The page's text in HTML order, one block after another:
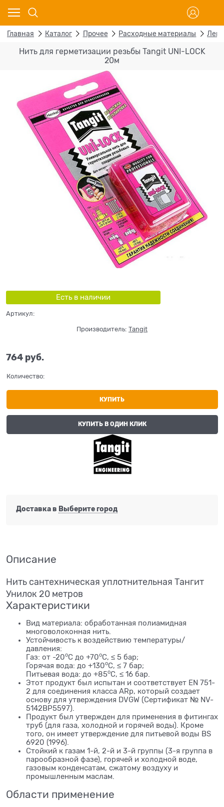
Главная Каталог Прочее Расходные материалы Лен,
Нить для герметизации резьбы Tangit UNI-LOCK
20м
Есть в наличии
Артикул:
Производитель: Tangit
764 руб.
Количество:
КУПИТЬ
КУПИТЬ В ОДИН КЛИК
Доставка в Выберите город
Описание
Нить сантехническая уплотнительная Тангит
Унилок 20 метров
Характеристики
Вид материала: обработанная полиамидная
многоволоконная нить.
Устойчивость к воздействию температуры/
давления:
Газ: от -20oС до +70oС, ≤ 5 бар;
Горячая вода: до +130oС, ≤ 7 бар;
Питьевая вода: до +85oС, ≤ 16 бар.
Этот продукт был испытан и соответствует EN 751-
2 для соединения класса ARp, который создает
основу для утверждения DVGW (Сертификат № NV-
5142BP5597).
Продукт был утвержден для применения в фитингах
труб (для газа, холодной и горячей воды). Кроме
того, он имеет утверждение для питьевой воды BS
6920 (1996).
Стойкий к газам 1-й, 2-й и 3-й группы (3-я группа в
парообразной фазе), горячей и холодной воде,
газовым конденсатам, сжатому воздуху и
промышленным маслам.
Области применение